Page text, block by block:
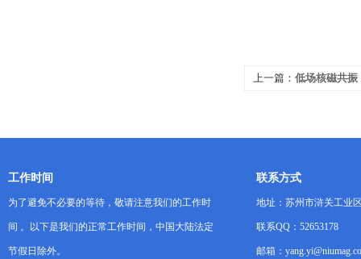
上一篇： 低场核磁共振
工作时间
为了避免不必要的等待，敬请注意我们的工作时
间 。以下是我们的正常工作时间，中国大陆法定
节假日除外。
联系方式
地址：苏州市浒关工业
联系QQ：52653178
邮箱：